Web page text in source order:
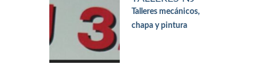
Talleres mecánicos,
chapa y pintura